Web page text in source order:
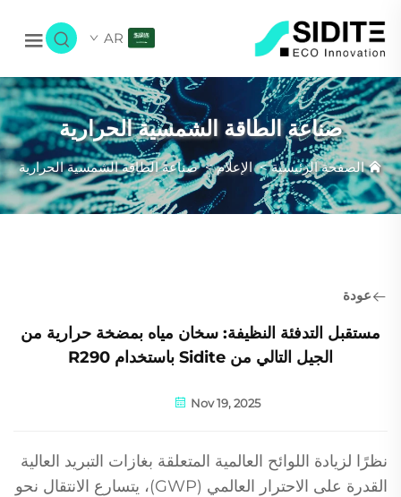
AR
صناعة الطاقة الشمسية الحرارية
الصفحة الرئيسية>الإعلام>صناعة الطاقة الشمسية الحرارية
عودة
مستقبل التدفئة النظيفة: سخان مياه بمضخة حرارية من
الجيل التالي من Sidite باستخدام R290
Nov 19, 2025
نظرًا لزيادة اللوائح العالمية المتعلقة بغازات التبريد العالية
القدرة على الاحترار العالمي (GWP)، يتسارع الانتقال نحو